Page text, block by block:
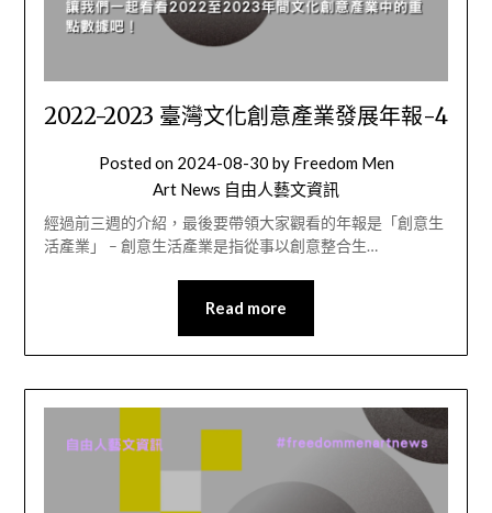
2022-2023 臺灣文化創意產業發展年報-4
Posted on 2024-08-30 by Freedom Men
Art News 自由人藝文資訊
經過前三週的介紹，最後要帶領大家觀看的年報是「創意生
活產業」 – 創意生活產業是指從事以創意整合生…
Read more